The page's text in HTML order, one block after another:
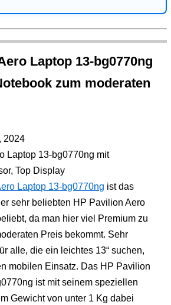
Laptop 13-bg0770ng
zum moderaten
2024
Laptop 13-bg0770ng ist das
sehr beliebten HP Pavilion Aero
da man hier viel Premium zu
Preis bekommt. Sehr
alle, die ein leichtes 13“ suchen,
mobilen Einsatz. Das HP Pavilion
ist mit seinem speziellen
Gewicht von unter 1 Kg dabei